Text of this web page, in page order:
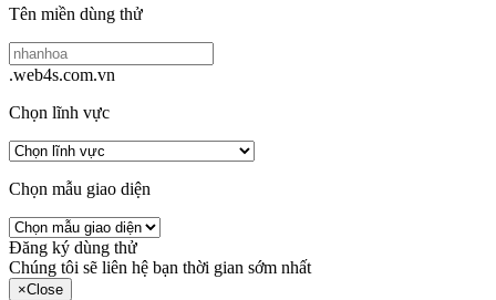
Tên miền dùng thử
.web4s.com.vn
Chọn lĩnh vực
Chọn mẫu giao diện
Đăng ký dùng thử
Chúng tôi sẽ liên hệ bạn thời gian sớm nhất
×Close